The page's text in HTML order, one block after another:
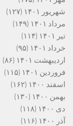
شهریور ۱۴۰۱
(۱۲۷)
مرداد ۱۴۰۱
(۱۴۹)
تیر ۱۴۰۱
(۱۱۴)
خرداد ۱۴۰۱
(۹۵)
اردیبهشت ۱۴۰۱
(۸۶)
فروردین ۱۴۰۱
(۱۱۵)
اسفند ۱۴۰۰
(۱۶۲)
بهمن ۱۴۰۰
(۱۳۰)
دی ۱۴۰۰
(۱۱۸)
آذر ۱۴۰۰
(۱۱۶)